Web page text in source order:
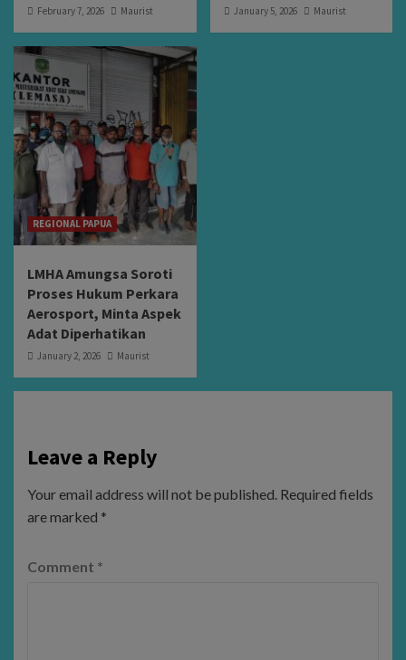
February 7, 2026 Maurist January 5, 2026 Maurist
REGIONAL PAPUA
LMHA Amungsa Soroti
Proses Hukum Perkara
Aerosport, Minta Aspek
Adat Diperhatikan
January 2, 2026 Maurist
Leave a Reply
Your email address will not be published. Required fields
are marked *
Comment *